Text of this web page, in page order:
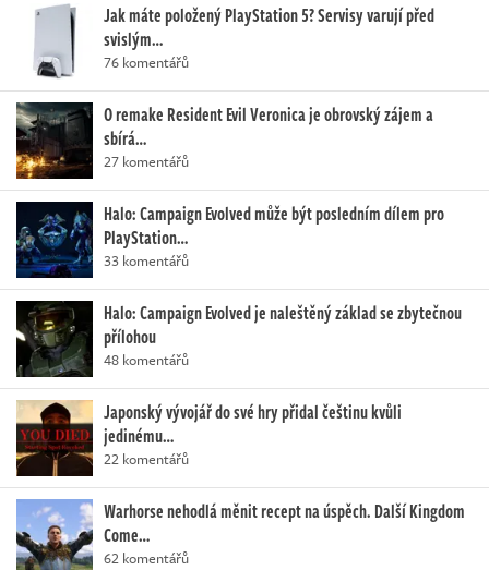
Jak máte položený PlayStation 5? Servisy varují před
svislým…
76 komentářů
O remake Resident Evil Veronica je obrovský zájem a
sbírá…
27 komentářů
Halo: Campaign Evolved může být posledním dílem pro
PlayStation…
33 komentářů
Halo: Campaign Evolved je naleštěný základ se zbytečnou
přílohou
48 komentářů
Japonský vývojář do své hry přidal češtinu kvůli
jedinému…
22 komentářů
Warhorse nehodlá měnit recept na úspěch. Další Kingdom
Come…
62 komentářů